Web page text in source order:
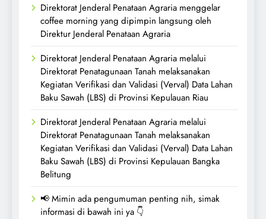
Direktorat Jenderal Penataan Agraria menggelar
coffee morning yang dipimpin langsung oleh
Direktur Jenderal Penataan Agraria
Direktorat Jenderal Penataan Agraria melalui
Direktorat Penatagunaan Tanah melaksanakan
Kegiatan Verifikasi dan Validasi (Verval) Data Lahan
Baku Sawah (LBS) di Provinsi Kepulauan Riau
Direktorat Jenderal Penataan Agraria melalui
Direktorat Penatagunaan Tanah melaksanakan
Kegiatan Verifikasi dan Validasi (Verval) Data Lahan
Baku Sawah (LBS) di Provinsi Kepulauan Bangka
Belitung
📢 Mimin ada pengumuman penting nih, simak
informasi di bawah ini ya 👇